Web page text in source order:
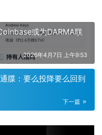
或为DARMA联
2026年4月7日 上午9:53
牒：要么投降要么回到
下一篇